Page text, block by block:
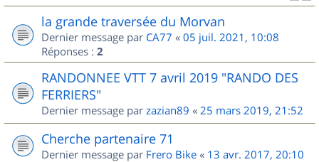
la grande traversée du Morvan
Dernier message par CA77 « 05 juil. 2021, 10:08
Réponses : 2
RANDONNEE VTT 7 avril 2019 "RANDO DES
FERRIERS"
Dernier message par zazian89 « 25 mars 2019, 21:52
Cherche partenaire 71
Dernier message par Frero Bike « 13 avr. 2017, 20:10